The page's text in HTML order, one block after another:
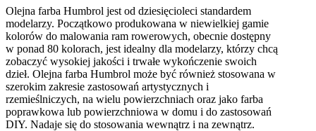
Olejna farba Humbrol jest od dziesięcioleci standardem
modelarzy. Początkowo produkowana w niewielkiej gamie
kolorów do malowania ram rowerowych, obecnie dostępny
w ponad 80 kolorach, jest idealny dla modelarzy, którzy chcą
zobaczyć wysokiej jakości i trwałe wykończenie swoich
dzieł. Olejna farba Humbrol może być również stosowana w
szerokim zakresie zastosowań artystycznych i
rzemieślniczych, na wielu powierzchniach oraz jako farba
poprawkowa lub powierzchniowa w domu i do zastosowań
DIY. Nadaje się do stosowania wewnątrz i na zewnątrz.